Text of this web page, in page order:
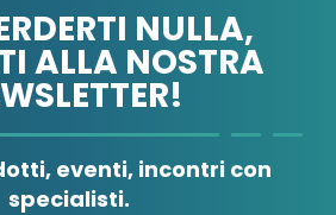
A.MENARINI
NULLA,
ALLA NOSTRA
eventi, incontri con
specialisti.